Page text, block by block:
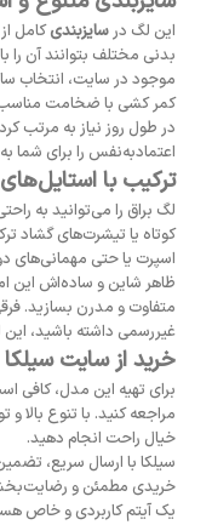
این لگ درسایزبندیکامل
بدنی مختلف بتوانند آن را
موجود در سایت، انتخاب
کمر کشی با ضخامت
در طول روز نیاز به مرتب
اعتمادبه‌نفس را برای شما
ترکیب با
لگ براق را می‌توانید به
کوتاه یا تیشرت‌های گشاد
اسپرت یا حتی مهمانی‌های
ظاهر شاین و ساده‌اش این
متفاوت و مدرن بسازید.
غیررسمی داشته باشید،
خرید از سایت سیلکا
برای تهیه این مدل، کافی
مراجعه کنید. با تنوع بالا
خیال راحت انجام دهید.
سیلکا با ارسال سریع،
خریدی مطمئن و رضایت‌بخش
یک آیتم کاربردی و خاص